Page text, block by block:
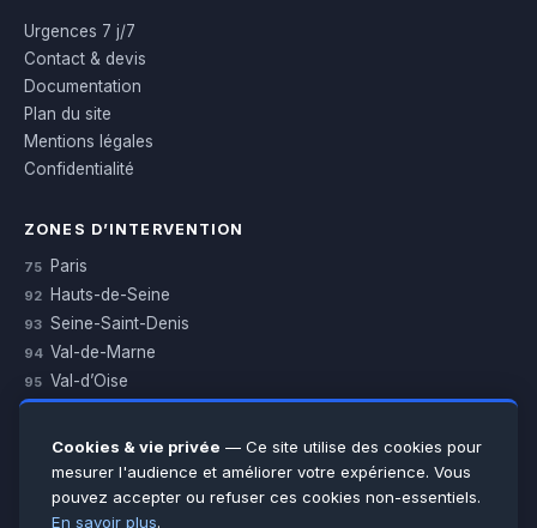
Urgences 7 j/7
Contact & devis
Documentation
Plan du site
Mentions légales
Confidentialité
ZONES D’INTERVENTION
75 Paris
92 Hauts-de-Seine
93 Seine-Saint-Denis
94 Val-de-Marne
95 Val-d’Oise
Essonne
Seine-et-Marne
Voir toutes les villes →
Cookies & vie privée — Ce site utilise des cookies pour
mesurer l'audience et améliorer votre expérience. Vous
pouvez accepter ou refuser ces cookies non-essentiels.
En savoir plus.